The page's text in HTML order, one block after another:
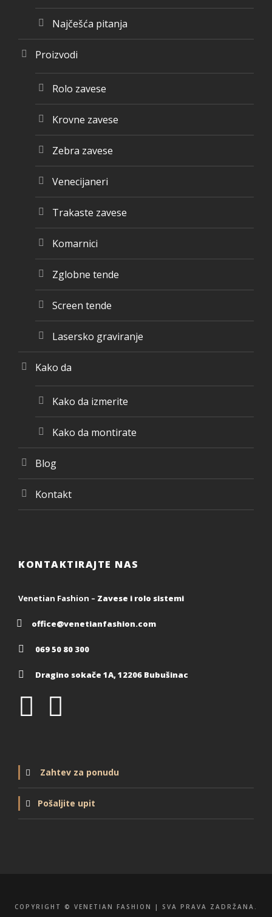
Najčešća pitanja
Proizvodi
Rolo zavese
Krovne zavese
Zebra zavese
Venecijaneri
Trakaste zavese
Komarnici
Zglobne tende
Screen tende
Lasersko graviranje
Kako da
Kako da izmerite
Kako da montirate
Blog
Kontakt
KONTAKTIRAJTE NAS
Venetian Fashion – Zavese i rolo sistemi
office@venetianfashion.com
069 50 80 300
Dragino sokače 1A, 12206 Bubušinac
Zahtev za ponudu
Pošaljite upit
COPYRIGHT © VENETIAN FASHION | SVA PRAVA ZADRŽANA.